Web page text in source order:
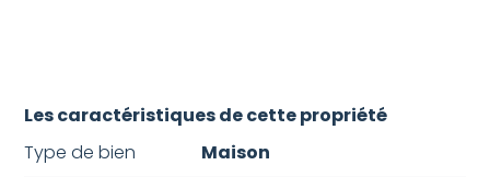
Les caractéristiques de cette propriété
Type de bien
Maison